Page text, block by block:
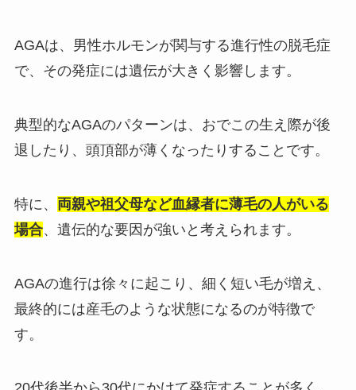
AGAは、男性ホルモンが関与する進行性の脱毛症
で、その発症には遺伝が大きく影響します。
典型的なAGAのパターンは、おでこの生え際が後
退したり、頭頂部が薄くなったりすることです。
特に、 両親や祖父母など血縁者に薄毛の人がいる
場合、遺伝的な要因が強いと考えられます。
AGAの進行は徐々に起こり、細く短い毛が増え、
最終的には産毛のような状態になるのが特徴で
す。